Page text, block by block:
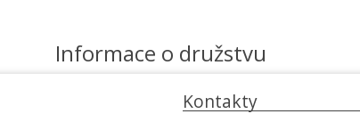
Informace o družstvu
Kontakty